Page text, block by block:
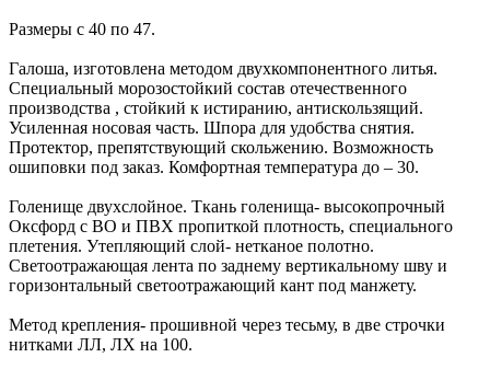
Размеры с 40 по 47.
Галоша, изготовлена методом двухкомпонентного литья.
Специальный морозостойкий состав отечественного
производства , стойкий к истиранию, антискользящий.
Усиленная носовая часть. Шпора для удобства снятия.
Протектор, препятствующий скольжению. Возможность
ошиповки под заказ. Комфортная температура до – 30.
Голенище двухслойное. Ткань голенища- высокопрочный
Оксфорд с ВО и ПВХ пропиткой плотность, специального
плетения. Утепляющий слой- нетканое полотно.
Светоотражающая лента по заднему вертикальному шву и
горизонтальный светоотражающий кант под манжету.
Метод крепления- прошивной через тесьму, в две строчки
нитками ЛЛ, ЛХ на 100.